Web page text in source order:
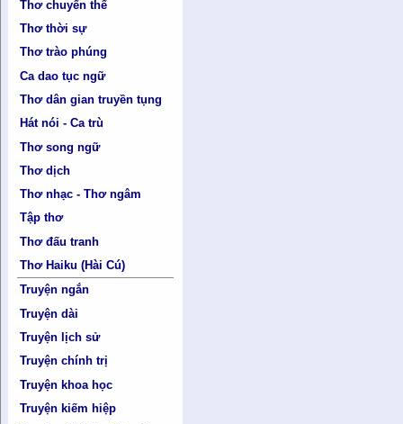
Thơ chuyển thể
Thơ thời sự
Thơ trào phúng
Ca dao tục ngữ
Thơ dân gian truyền tụng
Hát nói - Ca trù
Thơ song ngữ
Thơ dịch
Thơ nhạc - Thơ ngâm
Tập thơ
Thơ đấu tranh
Thơ Haiku (Hài Cú)
Truyện ngắn
Truyện dài
Truyện lịch sử
Truyện chính trị
Truyện khoa học
Truyện kiếm hiệp